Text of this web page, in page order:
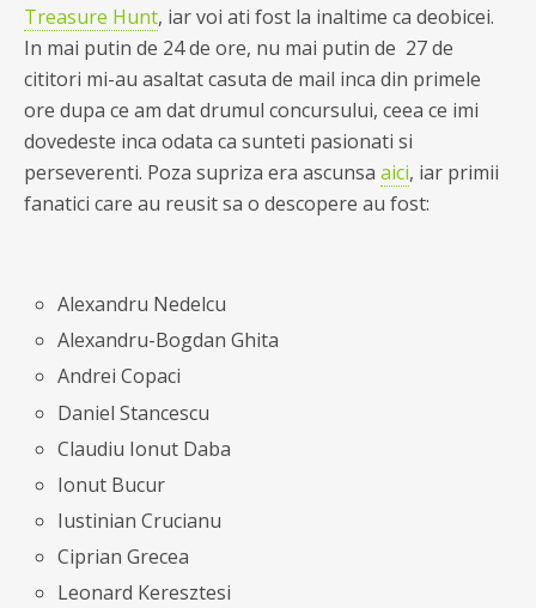
Treasure Hunt, iar voi ati fost la inaltime ca deobicei.
In mai putin de 24 de ore, nu mai putin de 27 de
cititori mi-au asaltat casuta de mail inca din primele
ore dupa ce am dat drumul concursului, ceea ce imi
dovedeste inca odata ca sunteti pasionati si
perseverenti. Poza supriza era ascunsa aici, iar primii
fanatici care au reusit sa o descopere au fost:
Alexandru Nedelcu
Alexandru-Bogdan Ghita
Andrei Copaci
Daniel Stancescu
Claudiu Ionut Daba
Ionut Bucur
Iustinian Crucianu
Ciprian Grecea
Leonard Keresztesi